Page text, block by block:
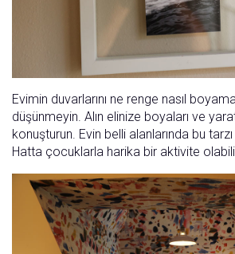
Evimin duvarlarını ne renge nasıl
düşünmeyin. Alın elinize boyaları ve
konuşturun. Evin belli alanlarında bu
Hatta çocuklarla harika bir aktivite